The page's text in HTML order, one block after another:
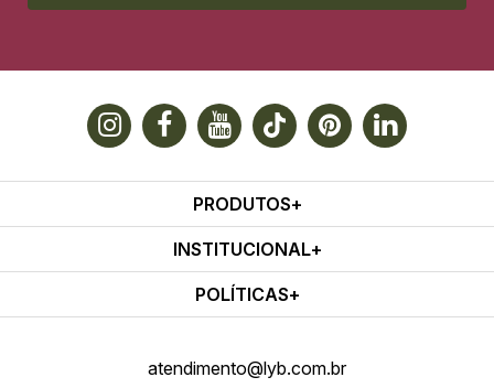
PRODUTOS
INSTITUCIONAL
POLÍTICAS
atendimento@lyb.com.br